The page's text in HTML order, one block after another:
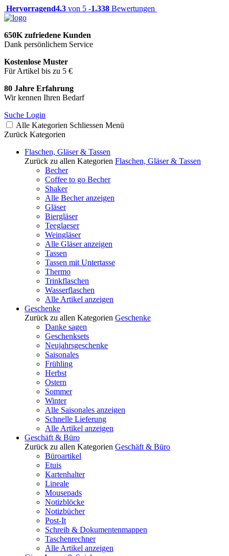
Hervorragend4.3 von 5 -1.338 Bewertungen
650K zufriedene Kunden
Dank persönlichem Service
Kostenlose Muster
Für Artikel bis zu 5 €
80 Jahre Erfahrung
Wir kennen Ihren Bedarf
Suche Login
Alle Kategorien Schliessen Menü
Zurück Kategorien
Flaschen, Gläser & Tassen
Zurück zu allen Kategorien Flaschen, Gläser & Tassen
Becher
Coffee to go Becher
Shaker
Alle Becher anzeigen
Gläser
Biergläser
Teeglaeser
Weingläser
Alle Gläser anzeigen
Tassen
Tassen mit Untertasse
Thermo
Trinkflaschen
Wasserflaschen
Alle Artikel anzeigen
Geschenke
Zurück zu allen Kategorien Geschenke
Danke sagen
Geschenksets
Neujahrsgeschenke
Saisonales
Frühling
Herbst
Ostern
Sommer
Winter
Alle Saisonales anzeigen
Schnelle Lieferung
Alle Artikel anzeigen
Geschäft & Büro
Zurück zu allen Kategorien Geschäft & Büro
Büroartikel
Etuis
Kartenhalter
Lineale
Mousepads
Notizblöcke
Notizbücher
Post-It
Schreib & Dokumentenmappen
Taschenrechner
Alle Artikel anzeigen